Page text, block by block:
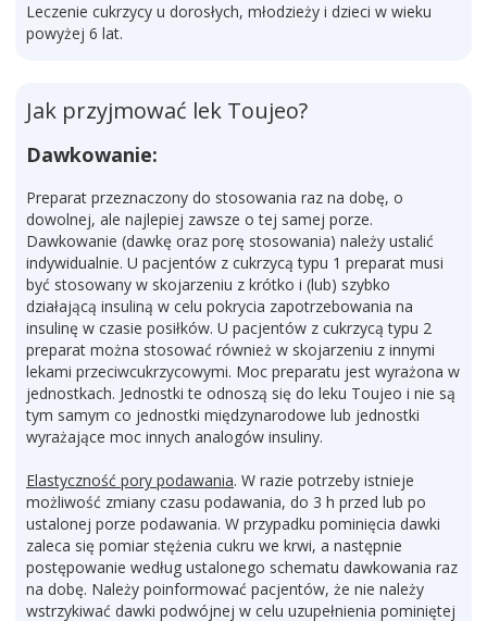
Leczenie cukrzycy u dorosłych, młodzieży i dzieci w wieku
powyżej 6 lat.
Jak przyjmować lek Toujeo?
Dawkowanie:
Preparat przeznaczony do stosowania raz na dobę, o
dowolnej, ale najlepiej zawsze o tej samej porze.
Dawkowanie (dawkę oraz porę stosowania) należy ustalić
indywidualnie. U pacjentów z cukrzycą typu 1 preparat musi
być stosowany w skojarzeniu z krótko i (lub) szybko
działającą insuliną w celu pokrycia zapotrzebowania na
insulinę w czasie posiłków. U pacjentów z cukrzycą typu 2
preparat można stosować również w skojarzeniu z innymi
lekami przeciwcukrzycowymi. Moc preparatu jest wyrażona w
jednostkach. Jednostki te odnoszą się do leku Toujeo i nie są
tym samym co jednostki międzynarodowe lub jednostki
wyrażające moc innych analogów insuliny.
Elastyczność pory podawania. W razie potrzeby istnieje
możliwość zmiany czasu podawania, do 3 h przed lub po
ustalonej porze podawania. W przypadku pominięcia dawki
zaleca się pomiar stężenia cukru we krwi, a następnie
postępowanie według ustalonego schematu dawkowania raz
na dobę. Należy poinformować pacjentów, że nie należy
wstrzykiwać dawki podwójnej w celu uzupełnienia pominiętej